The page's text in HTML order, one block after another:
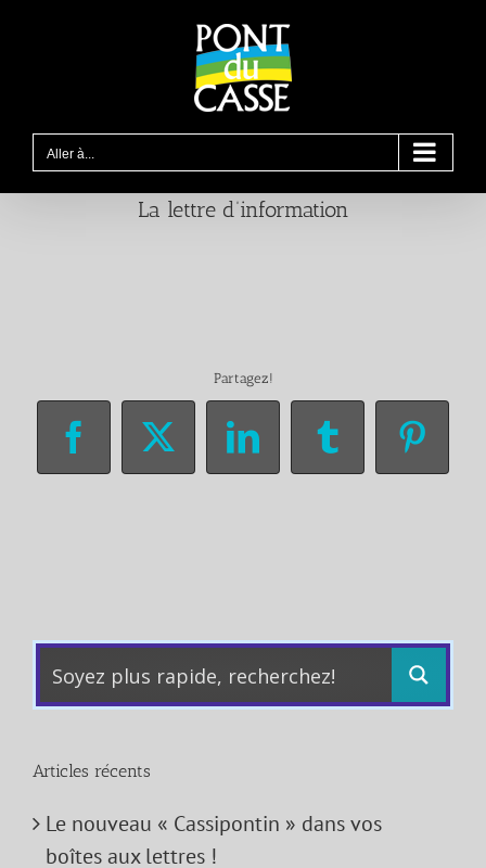
Aller à...
La lettre d’information
Partagez!
Facebook
X LinkedInTumblr
Articles récents
Le nouveau « Cassipontin » dans vos
boîtes aux lettres !